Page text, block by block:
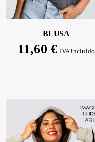
BLUSA
11,60€ IVA incluido